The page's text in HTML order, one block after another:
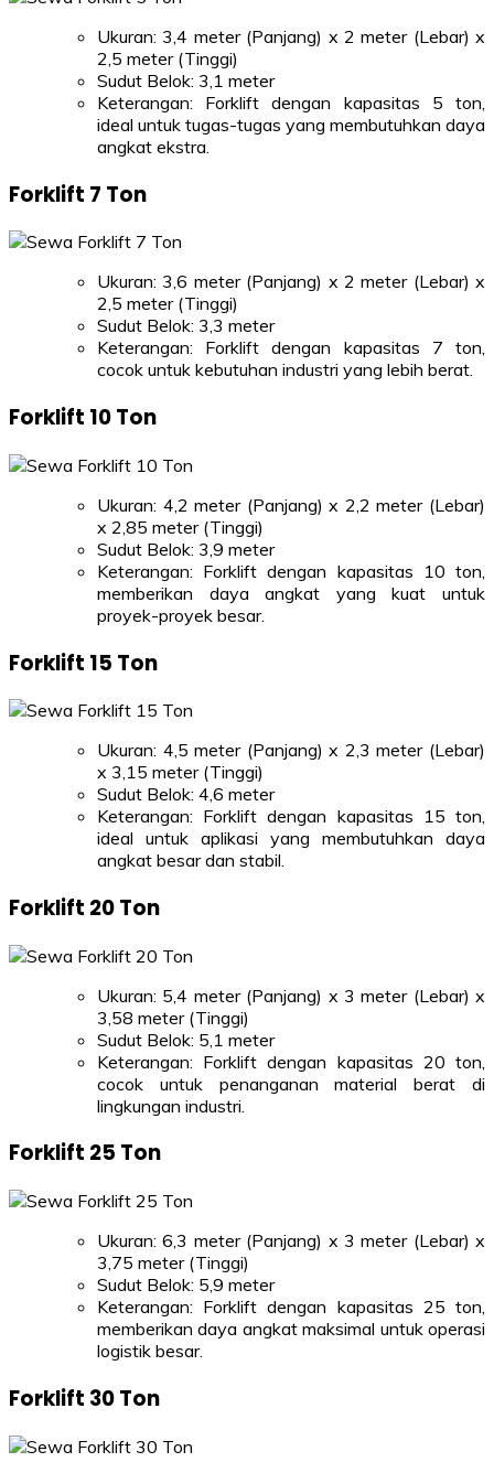
Ukuran: 3,4 meter (Panjang) x 2 meter (Lebar) x
2,5 meter (Tinggi)
Sudut Belok: 3,1 meter
Keterangan: Forklift dengan kapasitas 5 ton,
ideal untuk tugas-tugas yang membutuhkan daya
angkat ekstra.
Forklift 7 Ton
Ukuran: 3,6 meter (Panjang) x 2 meter (Lebar) x
2,5 meter (Tinggi)
Sudut Belok: 3,3 meter
Keterangan: Forklift dengan kapasitas 7 ton,
cocok untuk kebutuhan industri yang lebih berat.
Forklift 10 Ton
Ukuran: 4,2 meter (Panjang) x 2,2 meter (Lebar)
x 2,85 meter (Tinggi)
Sudut Belok: 3,9 meter
Keterangan: Forklift dengan kapasitas 10 ton,
memberikan daya angkat yang kuat untuk
proyek-proyek besar.
Forklift 15 Ton
Ukuran: 4,5 meter (Panjang) x 2,3 meter (Lebar)
x 3,15 meter (Tinggi)
Sudut Belok: 4,6 meter
Keterangan: Forklift dengan kapasitas 15 ton,
ideal untuk aplikasi yang membutuhkan daya
angkat besar dan stabil.
Forklift 20 Ton
Ukuran: 5,4 meter (Panjang) x 3 meter (Lebar) x
3,58 meter (Tinggi)
Sudut Belok: 5,1 meter
Keterangan: Forklift dengan kapasitas 20 ton,
cocok untuk penanganan material berat di
lingkungan industri.
Forklift 25 Ton
Ukuran: 6,3 meter (Panjang) x 3 meter (Lebar) x
3,75 meter (Tinggi)
Sudut Belok: 5,9 meter
Keterangan: Forklift dengan kapasitas 25 ton,
memberikan daya angkat maksimal untuk operasi
logistik besar.
Forklift 30 Ton